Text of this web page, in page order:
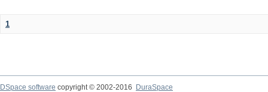
1
DSpace software copyright © 2002-2016
DuraSpace